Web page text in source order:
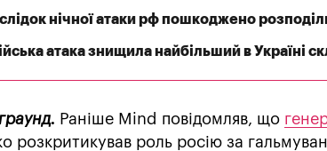
нічної атаки рф пошкоджено
атака знищила найбільший в Україні
Раніше Mind повідомляв, що
розкритикував роль росію за